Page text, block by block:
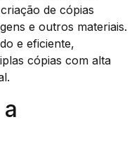
de cópias
e outros materiais.
e eficiente,
cópias com alta